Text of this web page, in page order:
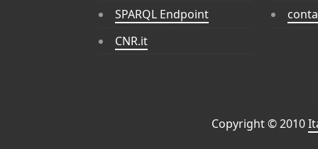
SPARQL Endpoint
CNR.it
Copyright © 2010